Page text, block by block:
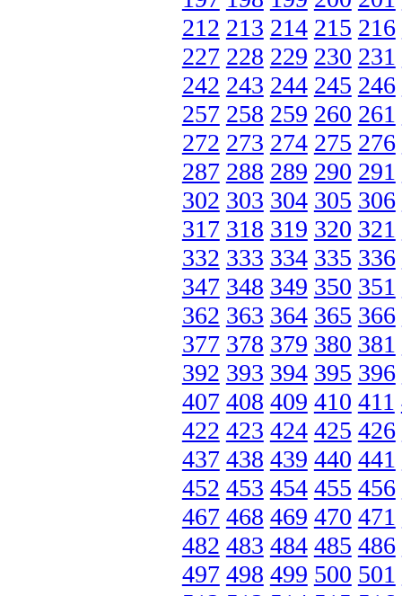
212 213 214 215 216
227 228 229 230 231
242 243 244 245 246
257 258 259 260 261
272 273 274 275 276
287 288 289 290 291
302 303 304 305 306
317 318 319 320 321
332 333 334 335 336
347 348 349 350 351
362 363 364 365 366
377 378 379 380 381
392 393 394 395 396
407 408 409 410 411
422 423 424 425 426
437 438 439 440 441
452 453 454 455 456
467 468 469 470 471
482 483 484 485 486
497 498 499 500 501